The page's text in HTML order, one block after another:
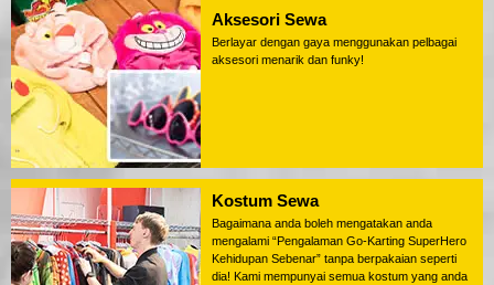
Aksesori Sewa
Berlayar dengan gaya menggunakan pelbagai
aksesori menarik dan funky!
Kostum Sewa
Bagaimana anda boleh mengatakan anda
mengalami “Pengalaman Go-Karting SuperHero
Kehidupan Sebenar” tanpa berpakaian seperti
dia! Kami mempunyai semua kostum yang anda